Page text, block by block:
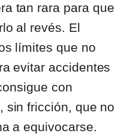
tan rara para que
al revés. El
límites que no
evitar accidentes
con
sin fricción, que no
a equivocarse.